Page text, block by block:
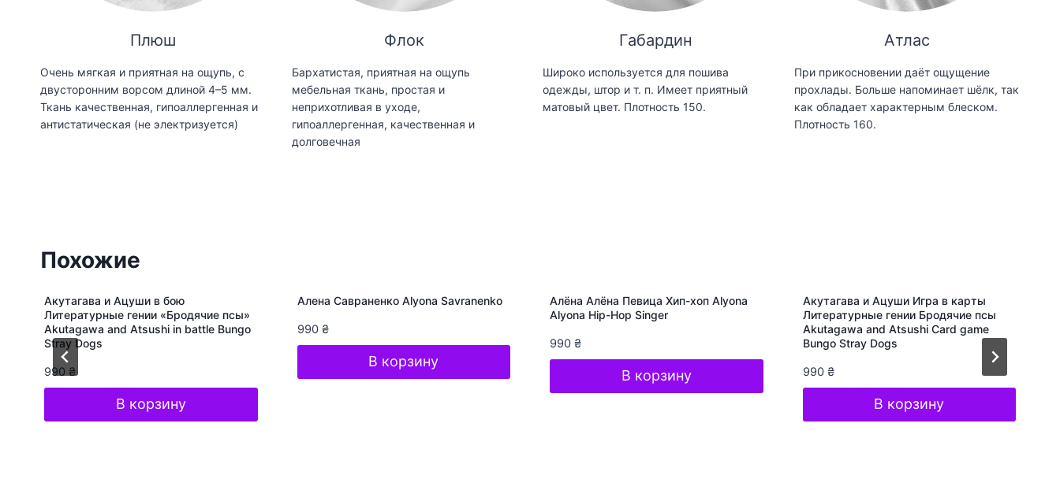
Плюш
Очень мягкая и приятная на ощупь, с
двусторонним ворсом длиной 4–5 мм.
Ткань качественная, гипоаллергенная и
антистатическая (не электризуется)
Флок
Бархатистая, приятная на ощупь
мебельная ткань, простая и
неприхотливая в уходе,
гипоаллергенная, качественная и
долговечная
Габардин
Широко используется для пошива
одежды, штор и т. п. Имеет приятный
матовый цвет. Плотность 150.
Атлас
При прикосновении даёт ощущение
прохлады. Больше напоминает шёлк, так
как обладает характерным блеском.
Плотность 160.
Похожие
Акутагава и Ацуши в бою
Литературные гении «Бродячие псы»
Akutagawa and Atsushi in battle Bungo
Stray Dogs
990 ₴
В корзину
Алена Савраненко Alyona Savranenko
990 ₴
В корзину
Алёна Алёна Певица Хип-хоп Alyona
Alyona Hip-Hop Singer
990 ₴
В корзину
Акутагава и Ацуши Игра в карты
Литературные гении Бродячие псы
Akutagawa and Atsushi Card game
Bungo Stray Dogs
990 ₴
В корзину